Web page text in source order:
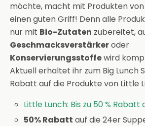
möchte, macht mit Produkten von
einen guten Griff! Denn alle
nur mit Bio-Zutaten zubereitet,
Geschmacksverstärkeroder
Konservierungsstoffewird
Aktuell erhaltet ihr zum Big Lunch
Rabatt auf die Produkte von Little
Little Lunch: Bis zu 50 % Rabatt
50% Rabatt auf die 24er